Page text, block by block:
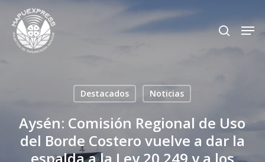
Skip
main
search
Destacados Noticias
Aysén: Comisión Regional de Uso
del Borde Costero vuelve a dar la
Close